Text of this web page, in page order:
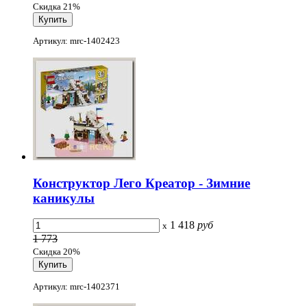
Скидка 21%
Артикул: mrc-1402423
Конструктор Лего Креатор - Зимние
каникулы
x 1 418 руб
1 773
Скидка 20%
Артикул: mrc-1402371